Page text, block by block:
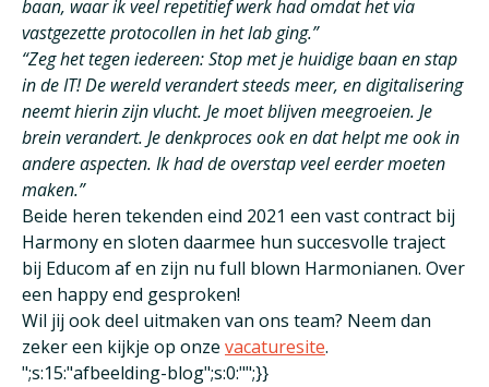
baan, waar ik veel repetitief werk had omdat het via
vastgezette protocollen in het lab ging.”
“Zeg het tegen iedereen: Stop met je huidige baan en stap
in de IT! De wereld verandert steeds meer, en digitalisering
neemt hierin zijn vlucht. Je moet blijven meegroeien. Je
brein verandert. Je denkproces ook en dat helpt me ook in
andere aspecten. Ik had de overstap veel eerder moeten
maken.”
Beide heren tekenden eind 2021 een vast contract bij
Harmony en sloten daarmee hun succesvolle traject
bij Educom af en zijn nu full blown Harmonianen. Over
een happy end gesproken!
Wil jij ook deel uitmaken van ons team? Neem dan
zeker een kijkje op onze vacaturesite.
";s:15:"afbeelding-blog";s:0:"";}}